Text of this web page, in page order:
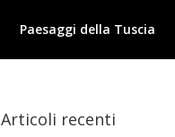
Paesaggi della Tuscia
Articoli recenti